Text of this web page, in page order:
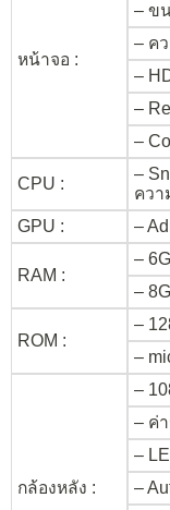
หน้าจอ :
– ข
– ค
–
–
–
CPU :
–
ควา
GPU :
–
RAM :
–
–
ROM :
–
–
กล้องหลัง :
–
– ค่
–
–